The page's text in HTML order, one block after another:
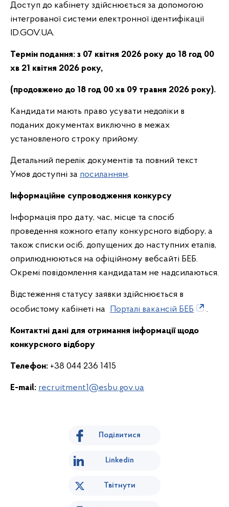
Доступ до кабінету здійснюється за допомогою
інтегрованої системи електронної ідентифікації
ID.GOV.UA.
Термін подання: з 07 квітня 2026 року до 18 год 00
хв 21 квітня 2026 року,
(продовжено до 18 год 00 хв 09 травня 2026 року).
Кандидати мають право усувати недоліки в
поданих документах виключно в межах
установленого строку прийому.
Детальний перелік документів та повний текст
Умов доступні за посиланням.
Інформаційне супроводження конкурсу
Інформація про дату, час, місце та спосіб
проведення кожного етапу конкурсного відбору, а
також списки осіб, допущених до наступних етапів,
оприлюднюються на офіційному вебсайті БЕБ.
Окремі повідомлення кандидатам не надсилаються.
Відстеження статусу заявки здійснюється в
особистому кабінеті на Порталі вакансій БЕБ .
Контактні дані для отримання інформації щодо
конкурсного відбору
Телефон: +38 044 236 1415
E-mail: recruitment1@esbu.gov.ua
Поділитися
Linkedin
Твітнути